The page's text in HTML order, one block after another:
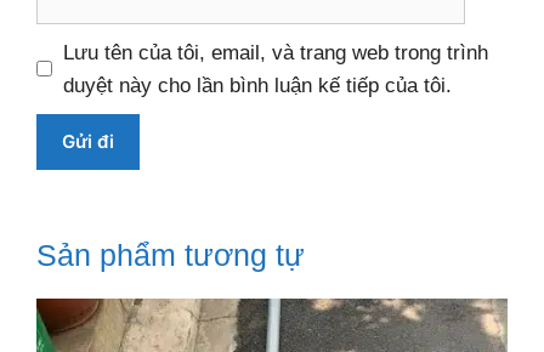
Lưu tên của tôi, email, và trang web trong trình
duyệt này cho lần bình luận kế tiếp của tôi.
Sản phẩm tương tự